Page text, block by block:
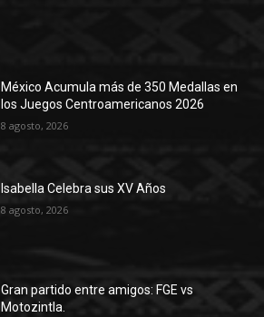
México Acumula más de 350 Medallas en
los Juegos Centroamericanos 2026
8 agosto, 2026
Isabella Celebra sus XV Años
8 agosto, 2026
Gran partido entre amigos: FGE vs
Motozintla.